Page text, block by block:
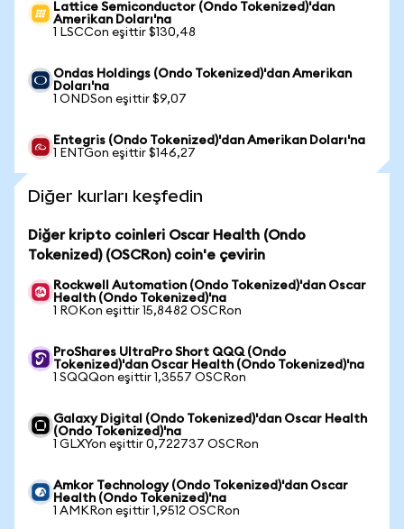
Lattice Semiconductor (Ondo Tokenized)'dan
Amerikan Doları'na
1 LSCCon eşittir $130,48
Ondas Holdings (Ondo Tokenized)'dan Amerikan
Doları'na
1 ONDSon eşittir $9,07
Entegris (Ondo Tokenized)'dan Amerikan Doları'na
1 ENTGon eşittir $146,27
Diğer kurları keşfedin
Diğer kripto coinleri Oscar Health (Ondo
Tokenized) (OSCRon) coin'e çevirin
Rockwell Automation (Ondo Tokenized)'dan Oscar
Health (Ondo Tokenized)'na
1 ROKon eşittir 15,8482 OSCRon
ProShares UltraPro Short QQQ (Ondo
Tokenized)'dan Oscar Health (Ondo Tokenized)'na
1 SQQQon eşittir 1,3557 OSCRon
Galaxy Digital (Ondo Tokenized)'dan Oscar Health
(Ondo Tokenized)'na
1 GLXYon eşittir 0,722737 OSCRon
Amkor Technology (Ondo Tokenized)'dan Oscar
Health (Ondo Tokenized)'na
1 AMKRon eşittir 1,9512 OSCRon